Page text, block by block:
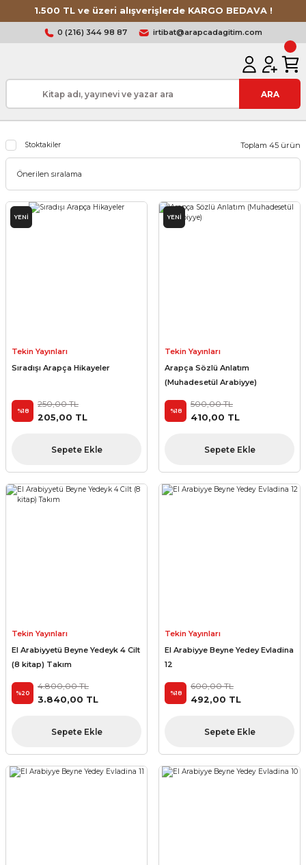
1.500 TL ve üzeri alışverişlerde KARGO BEDAVA !
0 (216) 344 98 87 irtibat@arapcadagitim.com
ARA
Stoktakiler Toplam 45 ürün
YENİ
Tekin Yayınları
Sıradışı Arapça Hikayeler
%18
250,00 TL
205,00 TL
Sepete Ekle
YENİ
Tekin Yayınları
Arapça Sözlü Anlatım
(Muhadesetül Arabiyye)
%18
500,00 TL
410,00 TL
Sepete Ekle
Tekin Yayınları
El Arabiyyetü Beyne Yedeyk 4 Cilt
(8 kitap) Takım
%20
4.800,00 TL
3.840,00 TL
Sepete Ekle
Tekin Yayınları
El Arabiyye Beyne Yedey Evladina
12
%18
600,00 TL
492,00 TL
Sepete Ekle